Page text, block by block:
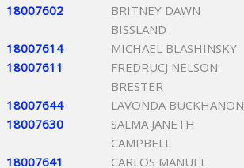
18007602
BRITNEY DAWN
BISSLAND
18007614 MICHAEL BLASHINSKY
18007611
FREDRUCJ NELSON
BRESTER
18007644 LAVONDA BUCKHANON
18007630
SALMA JANETH
CAMPBELL
18007641
CARLOS MANUEL